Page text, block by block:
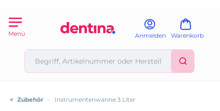
Menü Anmelden Warenkorb
< Zubehör > Instrumentenwanne 3 Liter